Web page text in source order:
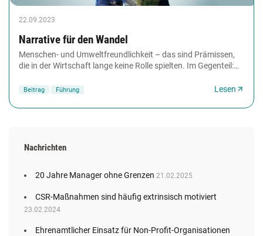
22.09.2023
Narrative für den Wandel
Menschen- und Umweltfreundlichkeit – das sind Prämissen,
die in der Wirtschaft lange keine Rolle spielten. Im Gegenteil:
Beitrag Führung Lesen
Nachrichten
20 Jahre Manager ohne Grenzen 21.02.2025
CSR-Maßnahmen sind häufig extrinsisch motiviert
23.02.2024
Ehrenamtlicher Einsatz für Non-Profit-Organisationen